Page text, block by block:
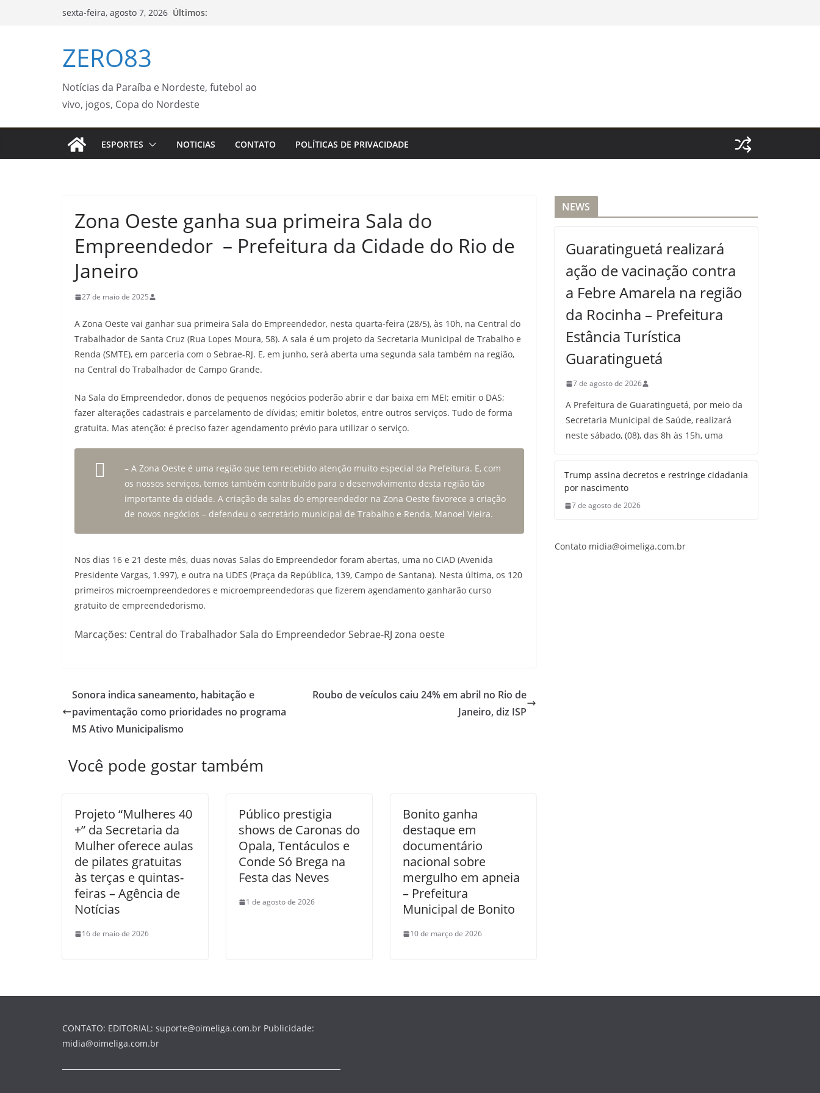
sexta-feira, agosto 7, 2026 Últimos:
ZERO83
Notícias da Paraíba e Nordeste, futebol ao
vivo, jogos, Copa do Nordeste
ESPORTES NOTICIAS CONTATO POLÍTICAS DE PRIVACIDADE
Zona Oeste ganha sua primeira Sala do
Empreendedor – Prefeitura da Cidade do Rio de
Janeiro
27 de maio de 2025
A Zona Oeste vai ganhar sua primeira Sala do Empreendedor, nesta quarta-feira (28/5), às 10h, na Central do
Trabalhador de Santa Cruz (Rua Lopes Moura, 58). A sala é um projeto da Secretaria Municipal de Trabalho e
Renda (SMTE), em parceria com o Sebrae-RJ. E, em junho, será aberta uma segunda sala também na região,
na Central do Trabalhador de Campo Grande.
Na Sala do Empreendedor, donos de pequenos negócios poderão abrir e dar baixa em MEI; emitir o DAS;
fazer alterações cadastrais e parcelamento de dívidas; emitir boletos, entre outros serviços. Tudo de forma
gratuita. Mas atenção: é preciso fazer agendamento prévio para utilizar o serviço.
– A Zona Oeste é uma região que tem recebido atenção muito especial da Prefeitura. E, com
os nossos serviços, temos também contribuído para o desenvolvimento desta região tão
importante da cidade. A criação de salas do empreendedor na Zona Oeste favorece a criação
de novos negócios – defendeu o secretário municipal de Trabalho e Renda, Manoel Vieira.
Nos dias 16 e 21 deste mês, duas novas Salas do Empreendedor foram abertas, uma no CIAD (Avenida
Presidente Vargas, 1.997), e outra na UDES (Praça da República, 139, Campo de Santana). Nesta última, os 120
primeiros microempreendedores e microempreendedoras que fizerem agendamento ganharão curso
gratuito de empreendedorismo.
Marcações: Central do Trabalhador Sala do Empreendedor Sebrae-RJ zona oeste
Sonora indica saneamento, habitação e
pavimentação como prioridades no programa
MS Ativo Municipalismo
Roubo de veículos caiu 24% em abril no Rio de
Janeiro, diz ISP
Você pode gostar também
Projeto “Mulheres 40
+” da Secretaria da
Mulher oferece aulas
de pilates gratuitas
às terças e quintas-
feiras – Agência de
Notícias
16 de maio de 2026
Público prestigia
shows de Caronas do
Opala, Tentáculos e
Conde Só Brega na
Festa das Neves
1 de agosto de 2026
Bonito ganha
destaque em
documentário
nacional sobre
mergulho em apneia
– Prefeitura
Municipal de Bonito
10 de março de 2026
NEWS
Guaratinguetá realizará
ação de vacinação contra
a Febre Amarela na região
da Rocinha – Prefeitura
Estância Turística
Guaratinguetá
7 de agosto de 2026
A Prefeitura de Guaratinguetá, por meio da
Secretaria Municipal de Saúde, realizará
neste sábado, (08), das 8h às 15h, uma
Trump assina decretos e restringe cidadania
por nascimento
7 de agosto de 2026
Contato midia@oimeliga.com.br
CONTATO: EDITORIAL: suporte@oimeliga.com.br Publicidade:
midia@oimeliga.com.br